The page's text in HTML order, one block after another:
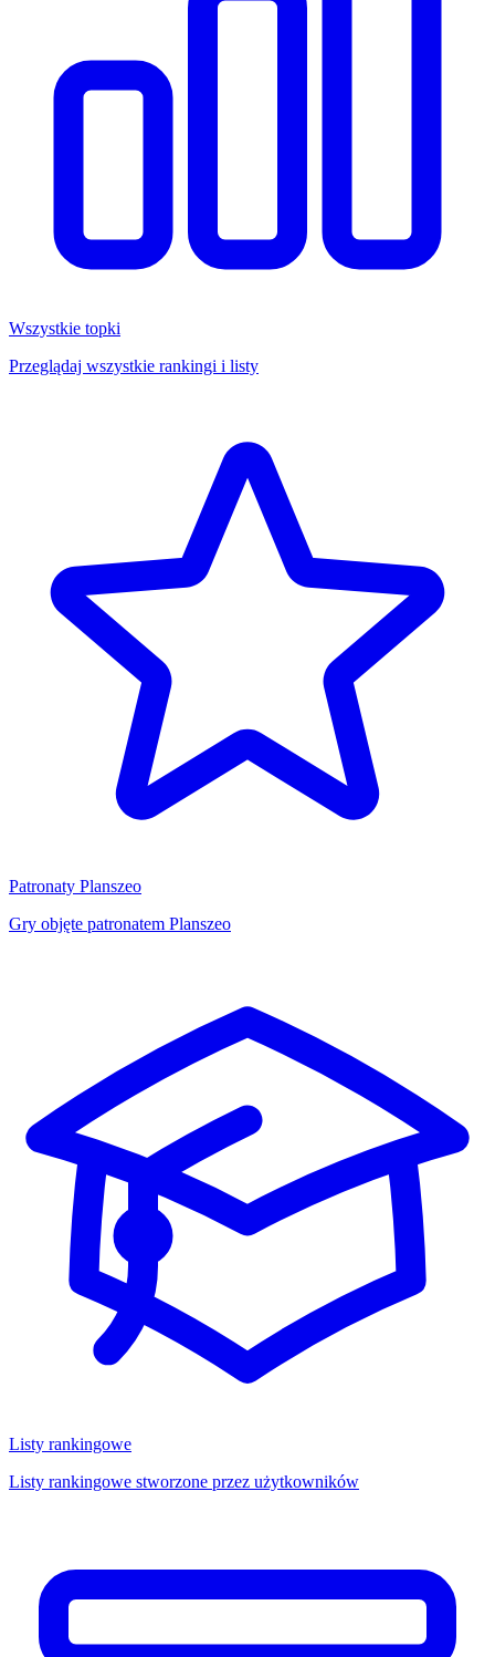
Wszystkie topki
Przeglądaj wszystkie rankingi i listy
Patronaty Planszeo
Gry objęte patronatem Planszeo
Listy rankingowe
Listy rankingowe stworzone przez użytkowników